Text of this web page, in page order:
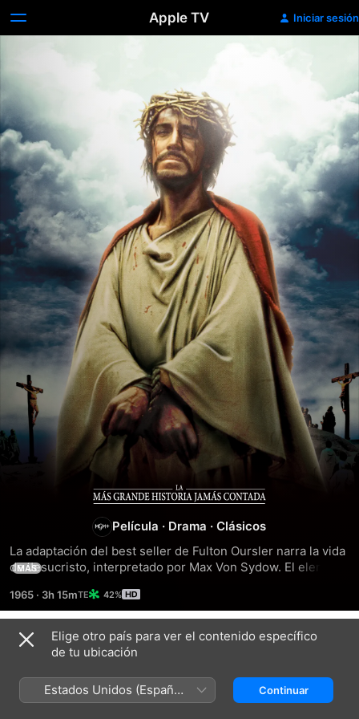
Apple TV Iniciar sesión
La
más
grande
historia
jamás
contada
Película · Drama ·Clásicos
La adaptación del best seller de Fulton Oursler narra la vida
de Jesucristo, interpretado por Max Von Sydow. El elenco
Herodes el grande, Jose Ferrer como Herodes Antipas,
Charlton Heston como Juan el bautista, Donald Pleasence
como Satanás, David McCallum como Judas Iscariote,
Sidney Poitier como Simón de Cirene, Telly Savalas como
MÁS
1965 · 3h 15m 42%
Tráilers
Elige otro país para ver el contenido específico
de tu ubicación
Estados Unidos (Español
México)
Continuar